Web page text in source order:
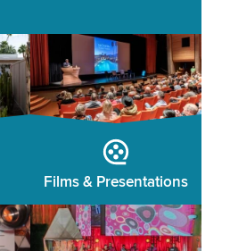
Films & Presentations